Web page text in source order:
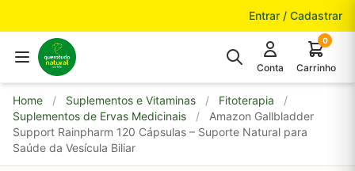
Entrar / Cadastrar
Conta
0
Carrinho
Home / Suplementos e Vitaminas / Fitoterapia
/
Suplementos de Ervas Medicinais
/
Amazon Gallbladder
Support Rainpharm 120 Cápsulas – Suporte Natural para
Saúde da Vesícula Biliar